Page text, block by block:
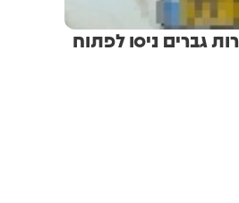
גברים ניסו לפתוח